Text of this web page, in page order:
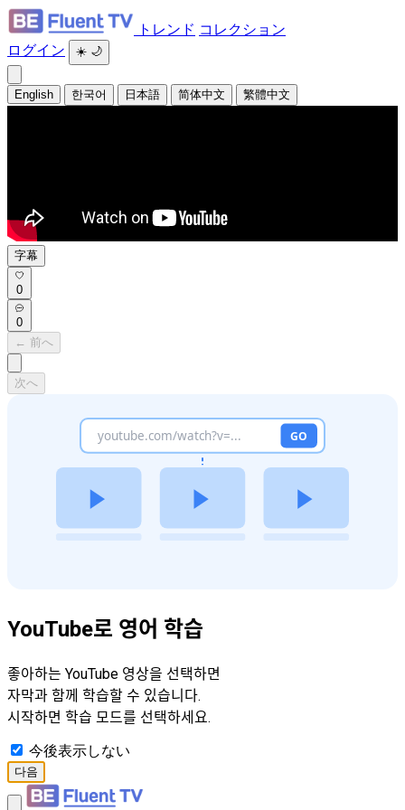
トレンド コレクション
ログイン
☀️ 🌙
English 한국어 日本語 简体中文 繁體中文
字幕
0
0
← 前へ
次へ
YouTube로 영어 학습
좋아하는 YouTube 영상을 선택하면
자막과 함께 학습할 수 있습니다.
시작하면 학습 모드를 선택하세요.
今後表示しない
다음